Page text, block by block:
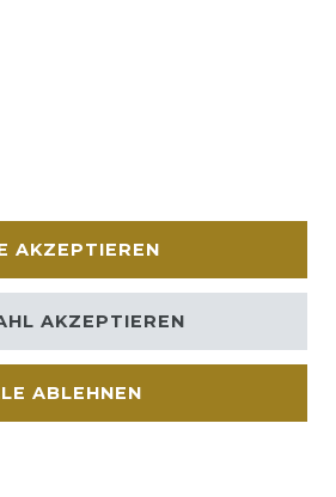
AKZEPTIEREN
ABLEHNEN
AKZEPTIEREN